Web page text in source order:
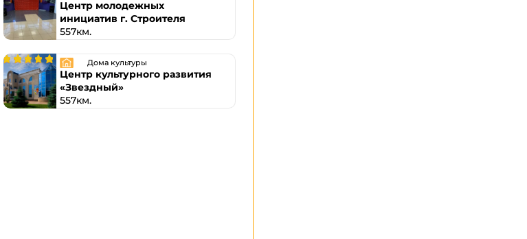
Центр молодежных
инициатив г. Строителя
557км.
Дома культуры
Центр культурного развития
«Звездный»
557км.